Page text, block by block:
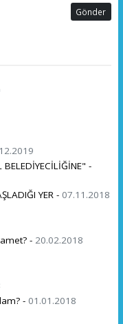
Gönder
-
YER - 07.11.2018
- 20.02.2018
- 01.01.2018